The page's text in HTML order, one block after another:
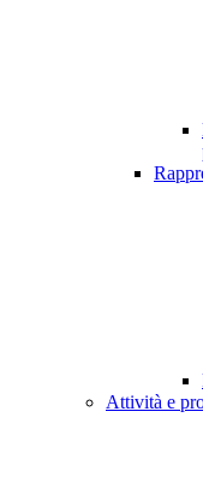
Attività e